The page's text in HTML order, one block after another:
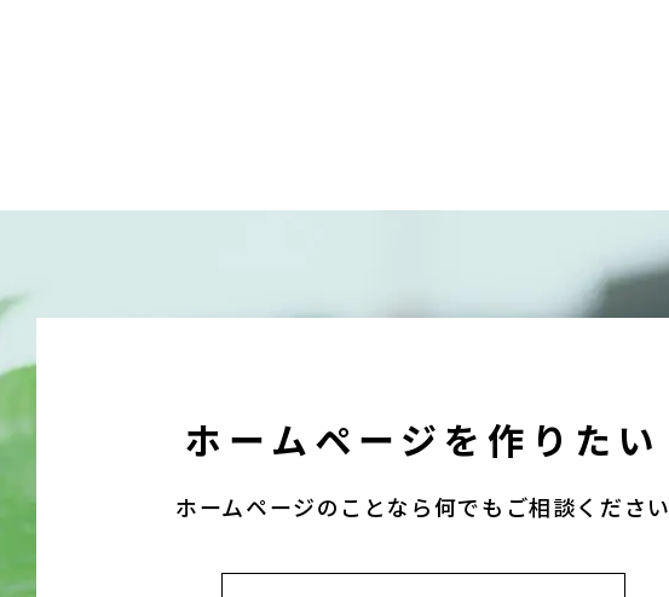
ホームページを 作りたい
ホームページのことなら何でもご相談ください